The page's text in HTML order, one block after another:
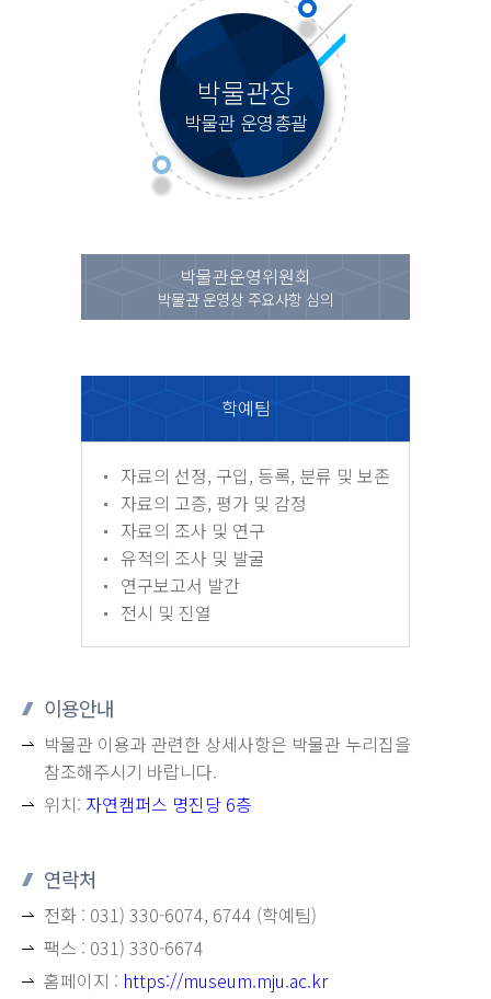
박물관장
박물관 운영총괄
박물관운영위원회
박물관 운영상 주요사항 심의
학예팀
자료의 선정, 구입, 등록, 분류 및 보존
자료의 고증, 평가 및 감정
자료의 조사 및 연구
유적의 조사 및 발굴
연구보고서 발간
전시 및 진열
이용안내
박물관 이용과 관련한 상세사항은 박물관 누리집을
참조해주시기 바랍니다.
위치: 자연캠퍼스 명진당 6층
연락처
전화 : 031) 330-6074, 6744 (학예팀)
팩스 : 031) 330-6674
홈페이지 : https://museum.mju.ac.kr